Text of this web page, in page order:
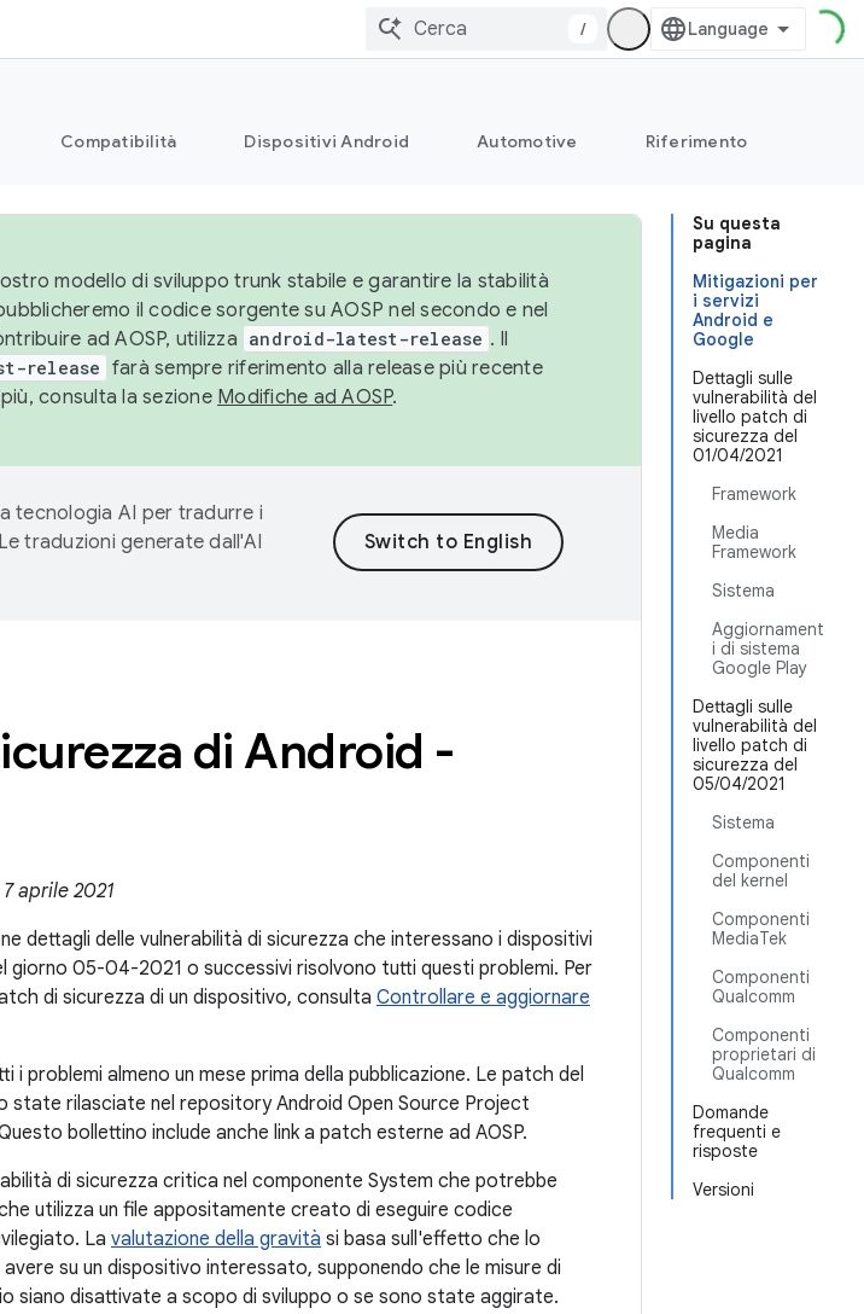
/
Compatibilità Dispositivi Android Automotive Riferimento
Su questa
pagina
Mitigazioni per
i servizi
Android e
Google
Dettagli sulle
vulnerabilità del
livello patch di
sicurezza del
01/04/2021
Framework
Media
Framework
Sistema
Aggiornament
i di sistema
Google Play
Dettagli sulle
vulnerabilità del
livello patch di
sicurezza del
05/04/2021
Sistema
Componenti
del kernel
Componenti
MediaTek
Componenti
Qualcomm
Componenti
proprietari di
Qualcomm
Domande
frequenti e
risposte
Versioni
modello di sviluppo trunk stabile e garantire la stabilità
il codice sorgente su AOSP nel secondo e nel
ad AOSP, utilizza android-latest-release . Il
release farà sempre riferimento alla release più recente
consulta la sezione Modifiche ad AOSP.
tecnologia AI per tradurre i
traduzioni generate dall'AI
di Android -
aprile 2021
dettagli delle vulnerabilità di sicurezza che interessano i dispositivi
giorno 05-04-2021 o successivi risolvono tutti questi problemi. Per
di sicurezza di un dispositivo, consulta Controllare e aggiornare
problemi almeno un mese prima della pubblicazione. Le patch del
state rilasciate nel repository Android Open Source Project
bollettino include anche link a patch esterne ad AOSP.
di sicurezza critica nel componente System che potrebbe
utilizza un file appositamente creato di eseguire codice
La valutazione della gravità si basa sull'effetto che lo
su un dispositivo interessato, supponendo che le misure di
siano disattivate a scopo di sviluppo o se sono state aggirate.